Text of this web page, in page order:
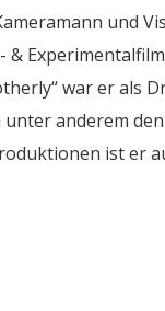
und
war er als
anderem
ist er